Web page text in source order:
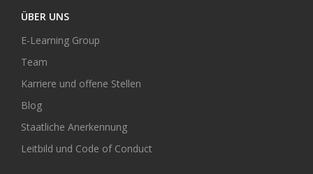
ÜBER UNS
E-Learning Group
Team
Karriere und offene Stellen
Blog
Staatliche Anerkennung
Leitbild und Code of Conduct